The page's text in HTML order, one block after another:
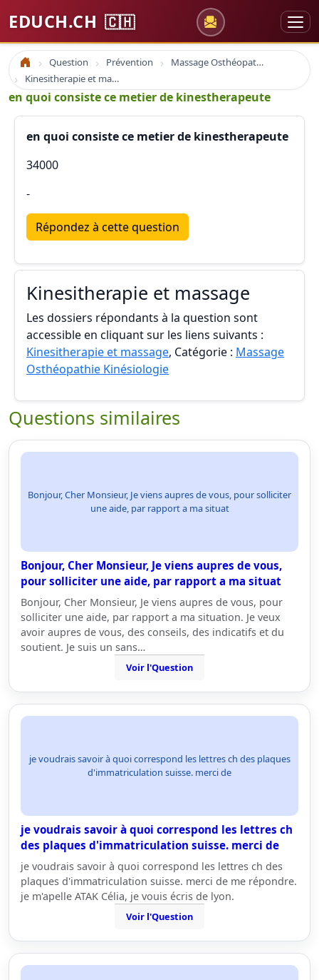
EDUCH.CH 🇨🇭
Accueil Question Prévention
Massage Osthéopathie Kinésiologie
Kinesitherapie et massage
en quoi consiste ce metier de kinestherapeute
en quoi consiste ce metier de kinestherapeute
34000
-
Répondez à cette question
Kinesitherapie et massage
Les dossiers répondants à la question sont
accessible en cliquant sur les liens suivants :
Kinesitherapie et massage, Catégorie : Massage
Osthéopathie Kinésiologie
Questions similaires
Bonjour, Cher Monsieur, Je viens aupres de vous, pour solliciter
une aide, par rapport a ma situat
Bonjour, Cher Monsieur, Je viens aupres de vous,
pour solliciter une aide, par rapport a ma situat
Bonjour, Cher Monsieur, Je viens aupres de vous, pour
solliciter une aide, par rapport a ma situation. Je veux
avoir aupres de vous, des conseils, des indicatifs et du
soutient. Je suis un sans…
Voir l'Question
je voudrais savoir à quoi correspond les lettres ch des plaques
d'immatriculation suisse. merci de
je voudrais savoir à quoi correspond les lettres ch
des plaques d'immatriculation suisse. merci de
je voudrais savoir à quoi correspond les lettres ch des
plaques d'immatriculation suisse. merci de me répondre.
je m'apelle ATAK Célia, je vouis écris de lyon.
Voir l'Question